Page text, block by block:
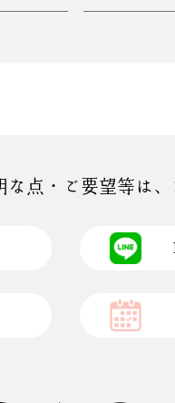
な点・ご要望等は